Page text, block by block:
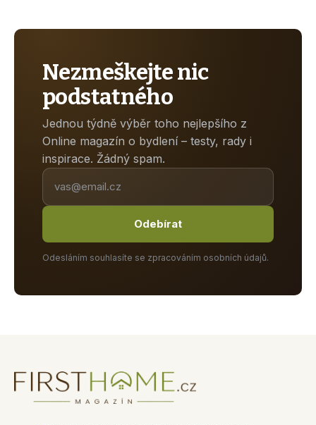
Nezmeškejte nic
podstatného
Jednou týdně výběr toho nejlepšího z
Online magazín o bydlení – testy, rady i
inspirace. Žádný spam.
Odebírat
Odesláním souhlasíte se zpracováním osobních údajů.